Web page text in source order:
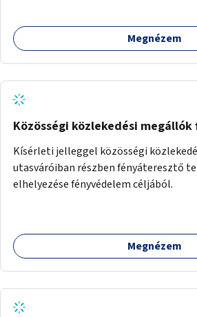
Megnézem
Közösségi közlekedési
Kísérleti jelleggel közösségi
utasváróiban részben fényáteresztő
elhelyezése fényvédelem céljából.
Megnézem